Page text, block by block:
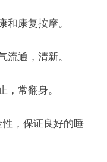
康复按摩。
通，清新。
常翻身。
，保证良好的睡